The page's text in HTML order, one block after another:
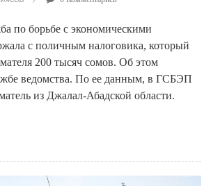
по борьбе с экономическими
с поличным налоговика, который
200 тысяч сомов. Об этом
ведомства. По ее данным, в ГСБЭП
из Джалал-Абадской области.